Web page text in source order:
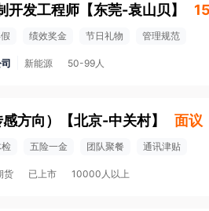
开发工程师 【东莞-袁山贝】
绩效奖金 节日礼物 管理规范
新能源 50-99人
方向） 【北京-中关村】 面议
五险一金 团队聚餐 通讯津贴
货 已上市 10000人以上